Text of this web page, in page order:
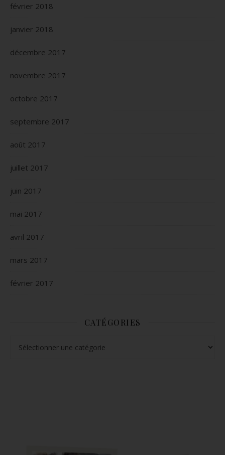
février 2018
janvier 2018
décembre 2017
novembre 2017
octobre 2017
septembre 2017
août 2017
juillet 2017
juin 2017
mai 2017
avril 2017
mars 2017
février 2017
CATÉGORIES